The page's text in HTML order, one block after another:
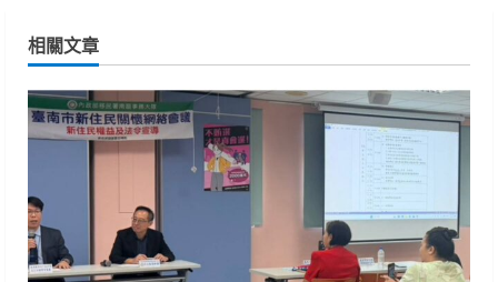
i
n
u
R
e
相關文章